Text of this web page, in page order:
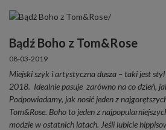
Bądź Boho z Tom&Rose
08-03-2019
Miejski szyk i artystyczna dusza – taki jest
2018. Idealnie pasuje zarówno na co dzień,
Podpowiadamy, jak nosić jeden z
Tom&Rose. Boho to jeden z
modzie w ostatnich latach. Jeśli lubicie